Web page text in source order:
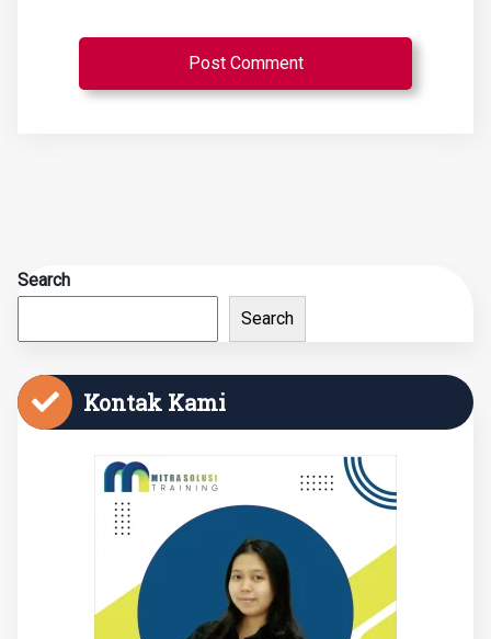
Search
Search
Kontak Kami